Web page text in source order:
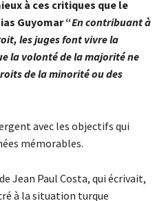
à ces critiques que le
Guyomar “En contribuant à
les juges font vivre la
la volonté de la majorité ne
de la minorité ou des
avec les objectifs qui
mémorables.
Jean Paul Costa, qui écrivait,
à la situation turque